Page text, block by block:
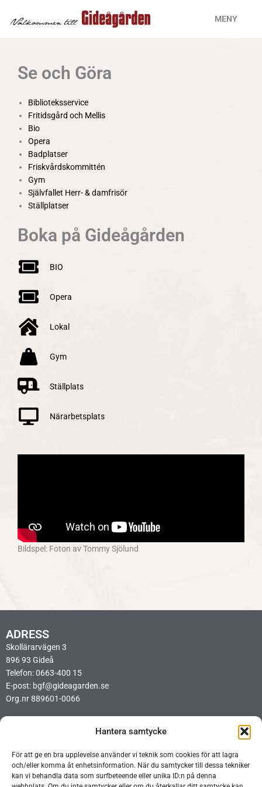
Hantera samtycke
För att ge en bra upplevelse använder vi teknik som cookies för att lagra
och/eller komma åt enhetsinformation. När du samtycker till dessa tekniker
kan vi behandla data som surfbeteende eller unika ID:n på denna
MENY
Se och Göra
Biblioteksservice
Fritidsgård och Mellis
Bio
Opera
Badplatser
Friskvårdskommittén
Gym
Självfallet Herr- & damfrisör
Ställplatser
Boka på Gideågården
BIO
Opera
Lokal
Gym
Ställplats
Närarbetsplats
Bildspel: Foton av Tommy Sjölund
ADRESS
Skollärarvägen 3
896 93 Gideå
Telefon: 0663-400 15
E-post: bgf@gideagarden.se
Org.nr 889601-0066
Cookiepolicy
Ideellt arbetsschema BIO
Ideellt arbetsschema Opera